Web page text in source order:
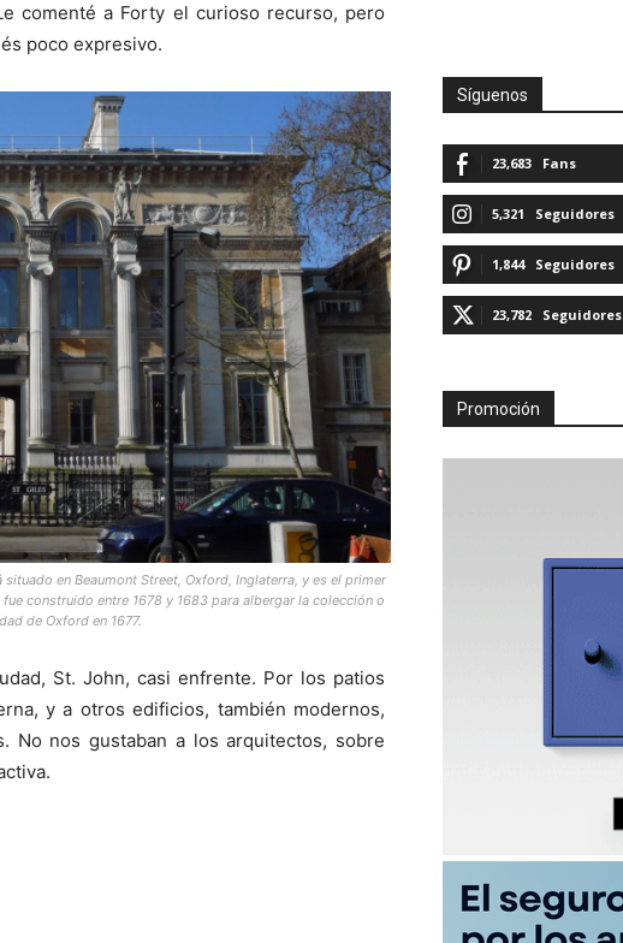
comenté a Forty el curioso recurso, pero
poco expresivo.
en Beaumont Street, Oxford, Inglaterra, y es el primer
construido entre 1678 y 1683 para albergar la colección o
de Oxford en 1677.
St. John, casi enfrente. Por los patios
y a otros edificios, también modernos,
No nos gustaban a los arquitectos, sobre
Síguenos
23,683 Fans
5,321 Seguidores
1,844 Seguidores
23,782 Seguidores
Promoción